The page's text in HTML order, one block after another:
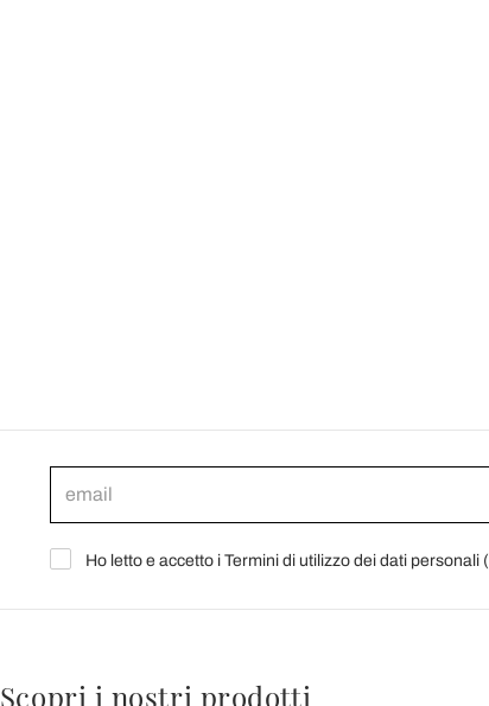
Ho letto e accetto i Termini di utilizzo dei dati personali (
Scopri i nostri prodotti